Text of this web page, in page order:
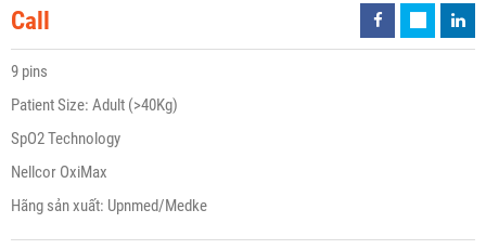
Call
9 pins
Patient Size: Adult (>40Kg)
SpO2 Technology
Nellcor OxiMax
Hãng sản xuất: Upnmed/Medke